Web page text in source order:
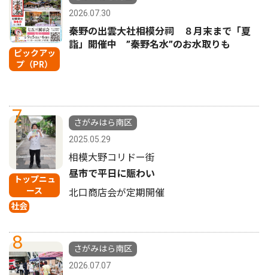
ピックアッ
プ（PR）
2026.07.30
秦野の出雲大社相模分祠 ８月末まで「夏
詣」開催中 ”秦野名水”のお水取りも
7
トップニュ
ース
社会
さがみはら南区
2025.05.29
相模大野コリドー街
昼市で平日に賑わい
北口商店会が定期開催
8
さがみはら南区
2026.07.07